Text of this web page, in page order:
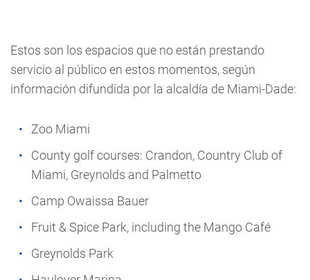
Estos son los espacios que no están prestando
servicio al público en estos momentos, según
información difundida por la alcaldía de Miami-Dade:
Zoo Miami
County golf courses: Crandon, Country Club of
Miami, Greynolds and Palmetto
Camp Owaissa Bauer
Fruit & Spice Park, including the Mango Café
Greynolds Park